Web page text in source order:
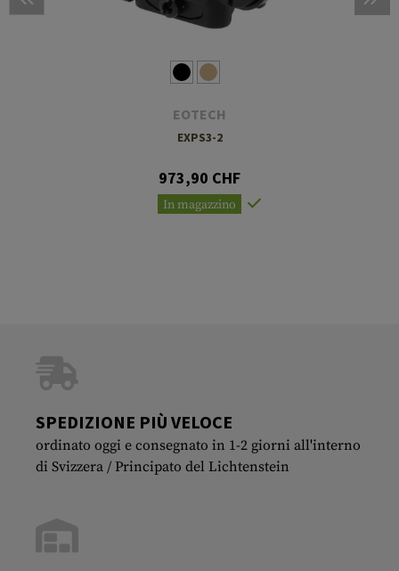
EOTECH
EXPS3-2
973,90 CHF
In magazzino
SPEDIZIONE PIÙ VELOCE
ordinato oggi e consegnato in 1-2 giorni all'interno
di Svizzera / Principato del Lichtenstein